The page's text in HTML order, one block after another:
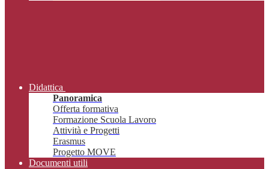
Didattica
Panoramica
Offerta formativa
Formazione Scuola Lavoro
Attività e Progetti
Erasmus
Progetto MOVE
Documenti utili